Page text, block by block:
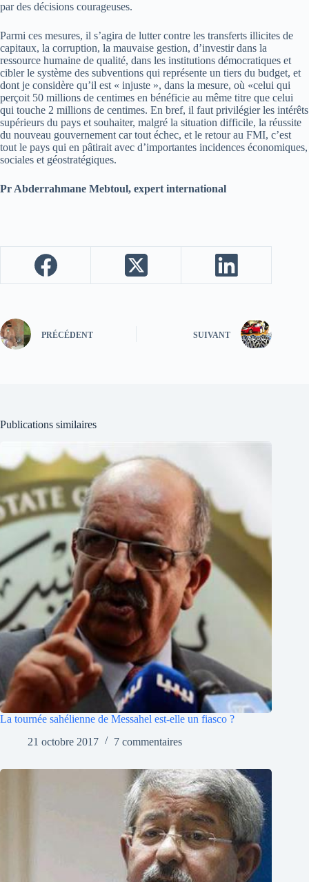
par des décisions courageuses.
Parmi ces mesures, il s’agira de lutter contre les transferts illicites de
capitaux, la corruption, la mauvaise gestion, d’investir dans la
ressource humaine de qualité, dans les institutions démocratiques et
cibler le système des subventions qui représente un tiers du budget, et
dont je considère qu’il est « injuste », dans la mesure, où «celui qui
perçoit 50 millions de centimes en bénéficie au même titre que celui
qui touche 2 millions de centimes. En bref, il faut privilégier les intérêts
supérieurs du pays et souhaiter, malgré la situation difficile, la réussite
du nouveau gouvernement car tout échec, et le retour au FMI, c’est
tout le pays qui en pâtirait avec d’importantes incidences économiques,
sociales et géostratégiques.
Pr Abderrahmane Mebtoul, expert international
PRÉCÉDENT SUIVANT
Publications similaires
La tournée sahélienne de Messahel est-elle un fiasco ?
21 octobre 2017
7 commentaires